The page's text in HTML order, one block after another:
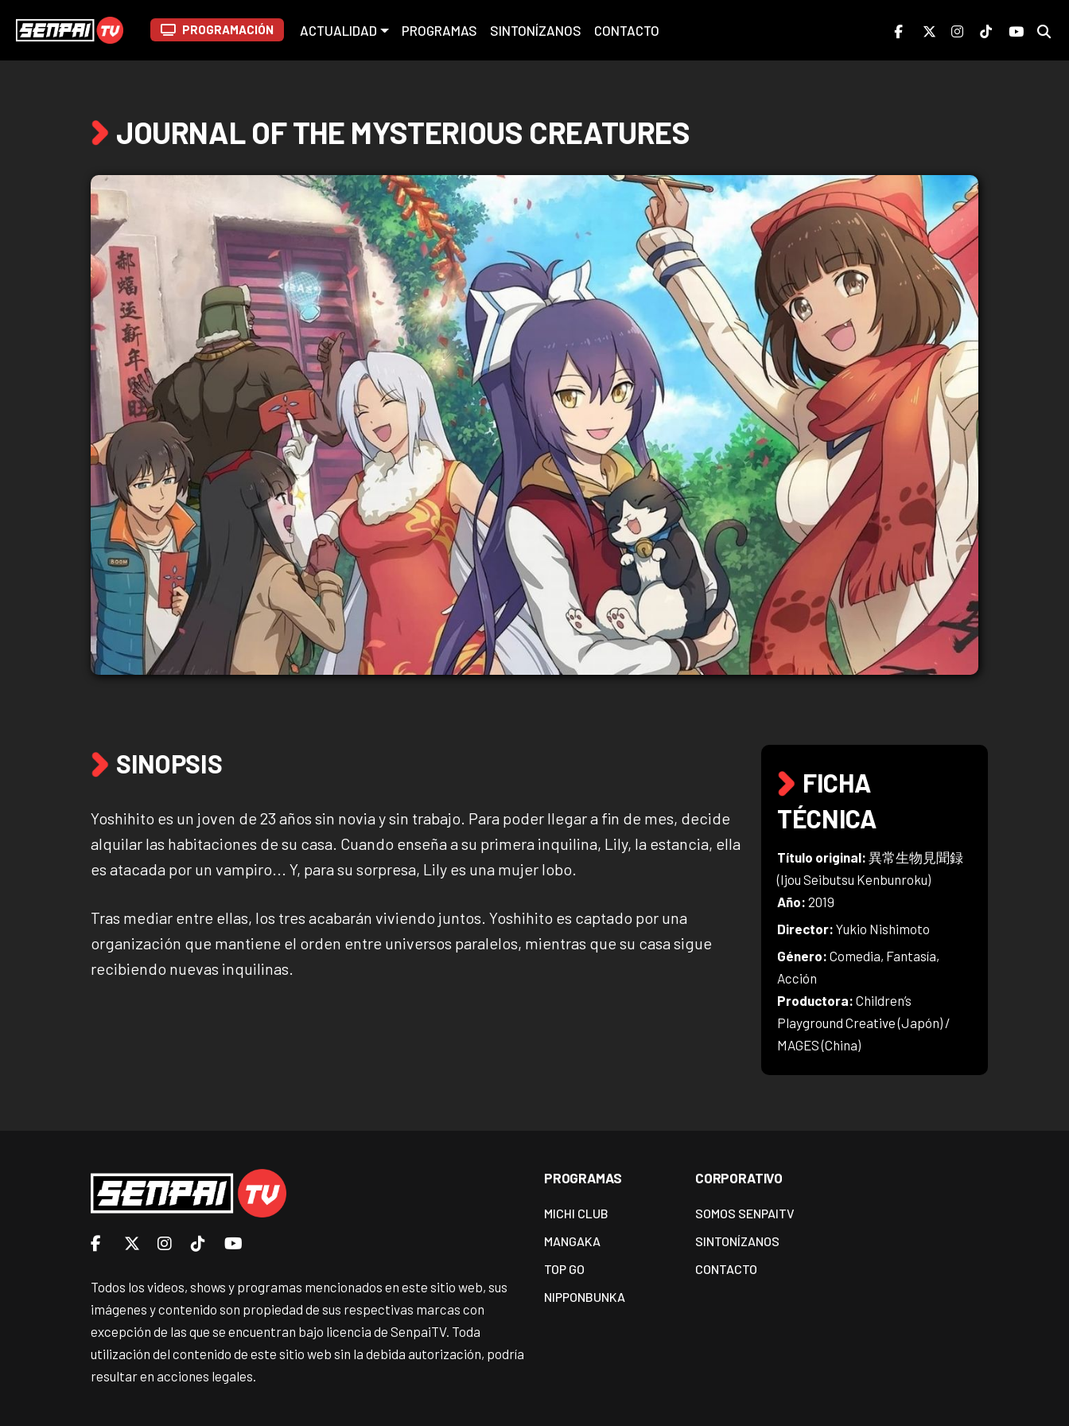
PROGRAMACIÓN ACTUALIDAD PROGRAMAS SINTONÍZANOS CONTACTO
JOURNAL OF THE MYSTERIOUS CREATURES
SINOPSIS
Yoshihito es un joven de 23 años sin novia y sin trabajo. Para poder llegar a fin de mes, decide
alquilar las habitaciones de su casa. Cuando enseña a su primera inquilina, Lily, la estancia, ella
es atacada por un vampiro... Y, para su sorpresa, Lily es una mujer lobo.
Tras mediar entre ellas, los tres acabarán viviendo juntos. Yoshihito es captado por una
organización que mantiene el orden entre universos paralelos, mientras que su casa sigue
recibiendo nuevas inquilinas.
FICHA
TÉCNICA
Título original: 異常生物見聞録
(Ijou Seibutsu Kenbunroku)
Año: 2019
Director: Yukio Nishimoto
Género: Comedia, Fantasía,
Acción
Productora: Children’s
Playground Creative (Japón) /
MAGES (China)
Todos los videos, shows y programas mencionados en este sitio web, sus
imágenes y contenido son propiedad de sus respectivas marcas con
excepción de las que se encuentran bajo licencia de SenpaiTV. Toda
utilización del contenido de este sitio web sin la debida autorización, podría
resultar en acciones legales.
PROGRAMAS
MICHI CLUB
MANGAKA
TOP GO
NIPPONBUNKA
CORPORATIVO
SOMOS SENPAITV
SINTONÍZANOS
CONTACTO